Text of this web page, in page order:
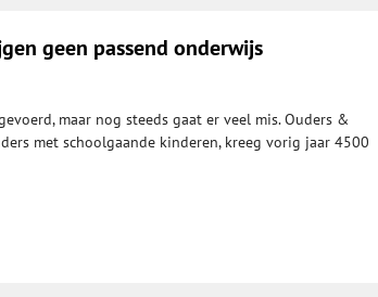
geen passend onderwijs
maar nog steeds gaat er veel mis. Ouders &
met schoolgaande kinderen, kreeg vorig jaar 4500